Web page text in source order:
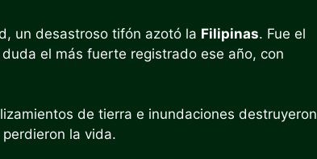
un desastroso tifón azotó la Filipinas. Fue el
el más fuerte registrado ese año, con
de tierra e inundaciones destruyeron
la vida.